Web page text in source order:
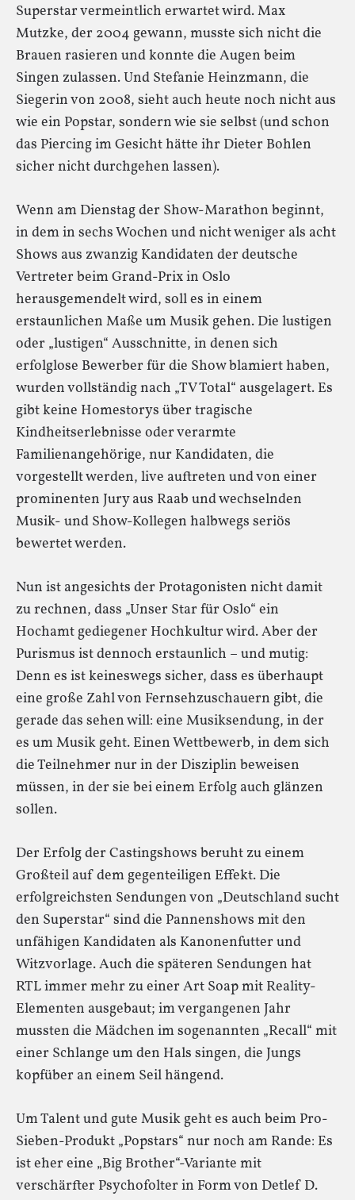
Superstar vermeintlich erwartet wird. Max
Mutzke, der 2004 gewann, musste sich nicht die
Brauen rasieren und konnte die Augen beim
Singen zulassen. Und Stefanie Heinzmann, die
Siegerin von 2008, sieht auch heute noch nicht aus
wie ein Popstar, sondern wie sie selbst (und schon
das Piercing im Gesicht hätte ihr Dieter Bohlen
sicher nicht durchgehen lassen).
Wenn am Dienstag der Show-Marathon beginnt,
in dem in sechs Wochen und nicht weniger als acht
Shows aus zwanzig Kandidaten der deutsche
Vertreter beim Grand-Prix in Oslo
herausgemendelt wird, soll es in einem
erstaunlichen Maße um Musik gehen. Die lustigen
oder „lustigen“ Ausschnitte, in denen sich
erfolglose Bewerber für die Show blamiert haben,
wurden vollständig nach „TV Total“ ausgelagert. Es
gibt keine Homestorys über tragische
Kindheitserlebnisse oder verarmte
Familienangehörige, nur Kandidaten, die
vorgestellt werden, live auftreten und von einer
prominenten Jury aus Raab und wechselnden
Musik- und Show-Kollegen halbwegs seriös
bewertet werden.
Nun ist angesichts der Protagonisten nicht damit
zu rechnen, dass „Unser Star für Oslo“ ein
Hochamt gediegener Hochkultur wird. Aber der
Purismus ist dennoch erstaunlich – und mutig:
Denn es ist keineswegs sicher, dass es überhaupt
eine große Zahl von Fernsehzuschauern gibt, die
gerade das sehen will: eine Musiksendung, in der
es um Musik geht. Einen Wettbewerb, in dem sich
die Teilnehmer nur in der Disziplin beweisen
müssen, in der sie bei einem Erfolg auch glänzen
sollen.
Der Erfolg der Castingshows beruht zu einem
Großteil auf dem gegenteiligen Effekt. Die
erfolgreichsten Sendungen von „Deutschland sucht
den Superstar“ sind die Pannenshows mit den
unfähigen Kandidaten als Kanonenfutter und
Witzvorlage. Auch die späteren Sendungen hat
RTL immer mehr zu einer Art Soap mit Reality-
Elementen ausgebaut; im vergangenen Jahr
mussten die Mädchen im sogenannten „Recall“ mit
einer Schlange um den Hals singen, die Jungs
kopfüber an einem Seil hängend.
Um Talent und gute Musik geht es auch beim Pro-
Sieben-Produkt „Popstars“ nur noch am Rande: Es
ist eher eine „Big Brother“-Variante mit
verschärfter Psychofolter in Form von Detlef D.